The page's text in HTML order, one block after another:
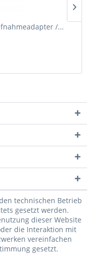
/...
technischen Betrieb
gesetzt werden.
dieser Website
die Interaktion mit
vereinfachen
gesetzt.